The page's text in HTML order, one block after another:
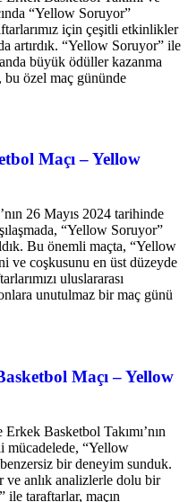
“Yellow Soruyor”
için çeşitli etkinlikler
artırdık. “Yellow Soruyor” ile
büyük ödüller kazanma
bu özel maç gününde
Maçı – Yellow
26 Mayıs 2024 tarihinde
“Yellow Soruyor”
Bu önemli maçta, “Yellow
ve coşkusunu en üst düzeyde
uluslararası
unutulmaz bir maç günü
Maçı – Yellow
Basketbol Takımı’nın
mücadelede, “Yellow
bir deneyim sunduk.
anlık analizlerle dolu bir
ile taraftarlar, maçın